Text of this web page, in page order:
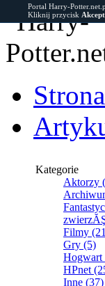
Kategorie
Aktorzy
Filmy
Gry (5)
Hogwart
HPnet
Inne (37)
Portal Harry-
Kliknij przycisk